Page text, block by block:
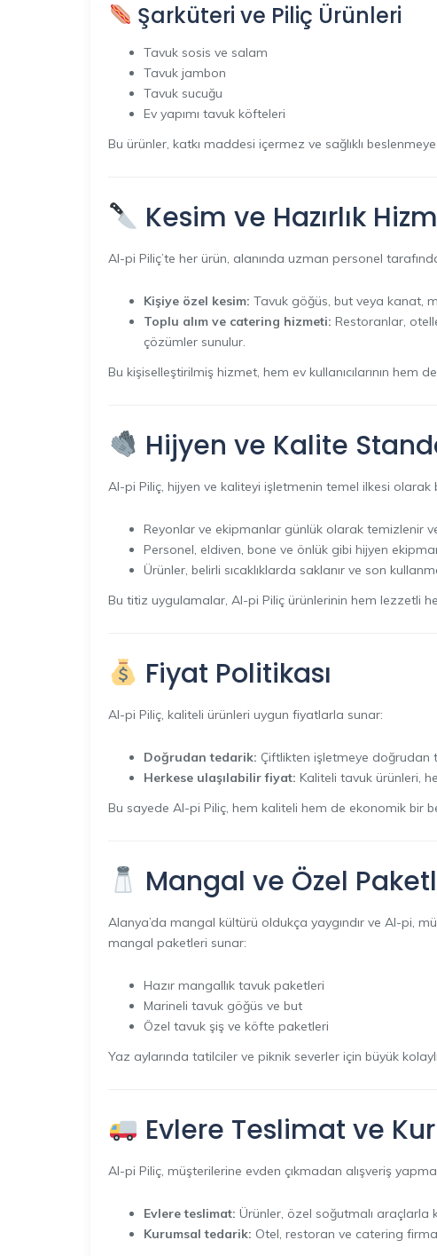
Şarküteri ve Piliç Ürünleri
Tavuk sosis ve salam
Tavuk jambon
Tavuk sucuğu
Ev yapımı tavuk köfteleri
Bu ürünler, katkı maddesi içermez ve sağlıklı
Kesim ve Hazırlık
Al-pi Piliç’te her ürün, alanında uzman personel
Kişiye özel kesim: Tavuk göğüs, but veya kanat,
Toplu alım ve catering hizmeti: Restoranlar,
çözümler sunulur.
Bu kişiselleştirilmiş hizmet, hem ev kullanıcılarının hem
Hijyen ve Kalite
Al-pi Piliç, hijyen ve kaliteyi işletmenin temel ilkesi olarak
Reyonlar ve ekipmanlar günlük olarak temizlenir
Personel, eldiven, bone ve önlük gibi hijyen
Ürünler, belirli sıcaklıklarda saklanır ve son
Bu titiz uygulamalar, Al-pi Piliç ürünlerinin hem lezzetli
Fiyat Politikası
Al-pi Piliç, kaliteli ürünleri uygun fiyatlarla sunar:
Doğrudan tedarik: Çiftlikten işletmeye doğrudan
Herkese ulaşılabilir fiyat: Kaliteli tavuk ürünleri,
Bu sayede Al-pi Piliç, hem kaliteli hem de ekonomik bir
Mangal ve Özel
Alanya’da mangal kültürü oldukça yaygındır ve Al-pi,
mangal paketleri sunar:
Hazır mangallık tavuk paketleri
Marineli tavuk göğüs ve but
Özel tavuk şiş ve köfte paketleri
Yaz aylarında tatilciler ve piknik severler için büyük
Evlere Teslimat ve
Al-pi Piliç, müşterilerine evden çıkmadan alışveriş
Evlere teslimat: Ürünler, özel soğutmalı araçlarla
Kurumsal tedarik: Otel, restoran ve catering